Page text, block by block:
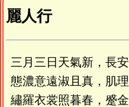
麗人行
三月三日天氣新，長安
態濃意遠淑且真，肌理
繡羅衣裳照暮春，蹙金